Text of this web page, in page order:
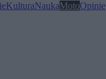
KulturaNaukaMotoOpinie